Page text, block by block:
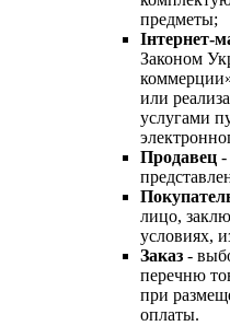
предметы;
Інтернет-
Законом
или
услугами
Продавец -
лицо,
условиях,
Заказ -
перечню
при
оплаты.